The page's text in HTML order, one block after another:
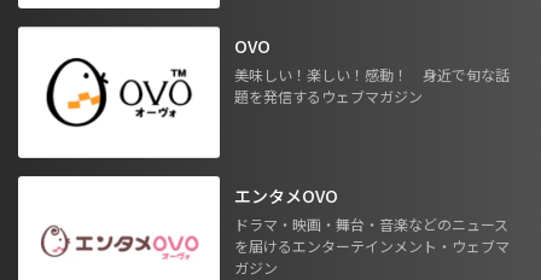
OVO
美味しい！楽しい！感動！ 身近で旬な話
題を発信するウェブマガジン
エンタメOVO
ドラマ・映画・舞台・音楽などのニュース
を届けるエンターテインメント・ウェブマ
ガジン